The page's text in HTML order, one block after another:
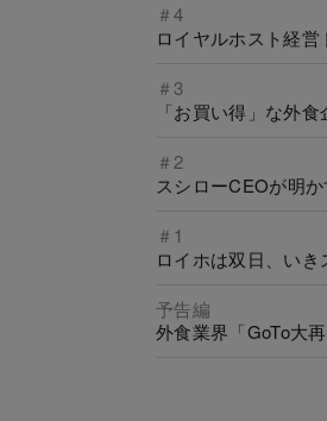
＃4
ロイヤルホスト経
＃3
「お買い得」な外
＃2
スシローCEOが明
＃1
ロイホは双日、い
予告編
外食業界「GoTo大